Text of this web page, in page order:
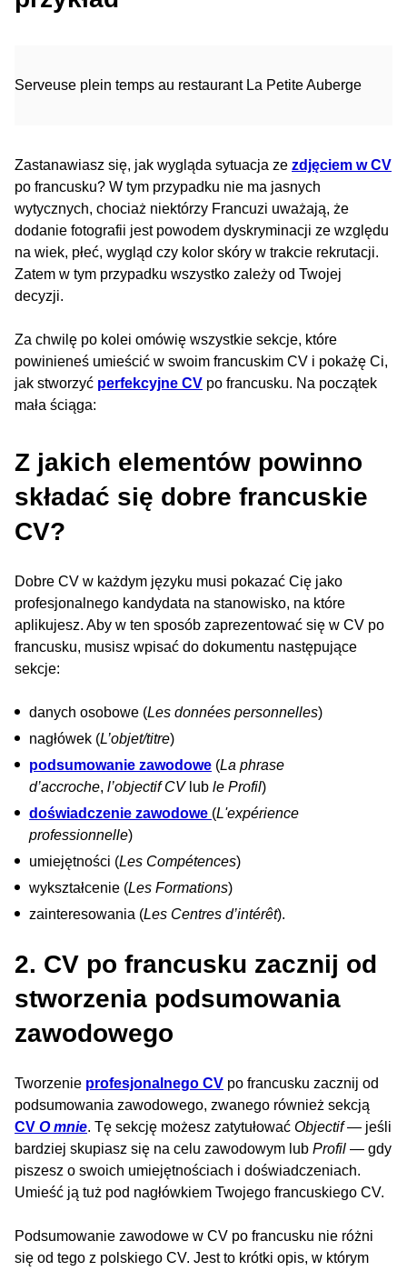
Serveuse plein temps au restaurant La Petite Auberge
Zastanawiasz się, jak wygląda sytuacja ze zdjęciem w CV
po francusku? W tym przypadku nie ma jasnych
wytycznych, chociaż niektórzy Francuzi uważają, że
dodanie fotografii jest powodem dyskryminacji ze względu
na wiek, płeć, wygląd czy kolor skóry w trakcie rekrutacji.
Zatem w tym przypadku wszystko zależy od Twojej
decyzji.
Za chwilę po kolei omówię wszystkie sekcje, które
powinieneś umieścić w swoim francuskim CV i pokażę Ci,
jak stworzyć perfekcyjne CV po francusku. Na początek
mała ściąga:
Z jakich elementów powinno
składać się dobre francuskie
CV?
Dobre CV w każdym języku musi pokazać Cię jako
profesjonalnego kandydata na stanowisko, na które
aplikujesz. Aby w ten sposób zaprezentować się w CV po
francusku, musisz wpisać do dokumentu następujące
sekcje:
danych osobowe (Les données personnelles)
nagłówek (L’objet/titre)
podsumowanie zawodowe (La phrase
d’accroche, l’objectif CV lub le Profil)
doświadczenie zawodowe (L'expérience
professionnelle)
umiejętności (Les Compétences)
wykształcenie (Les Formations)
zainteresowania (Les Centres d’intérêt).
2. CV po francusku zacznij od
stworzenia podsumowania
zawodowego
Tworzenie profesjonalnego CV po francusku zacznij od
podsumowania zawodowego, zwanego również sekcją
CV O mnie. Tę sekcję możesz zatytułować Objectif— jeśli
bardziej skupiasz się na celu zawodowym lub Profil — gdy
piszesz o swoich umiejętnościach i doświadczeniach.
Umieść ją tuż pod nagłówkiem Twojego francuskiego CV.
Podsumowanie zawodowe w CV po francusku nie różni
się od tego z polskiego CV. Jest to krótki opis, w którym